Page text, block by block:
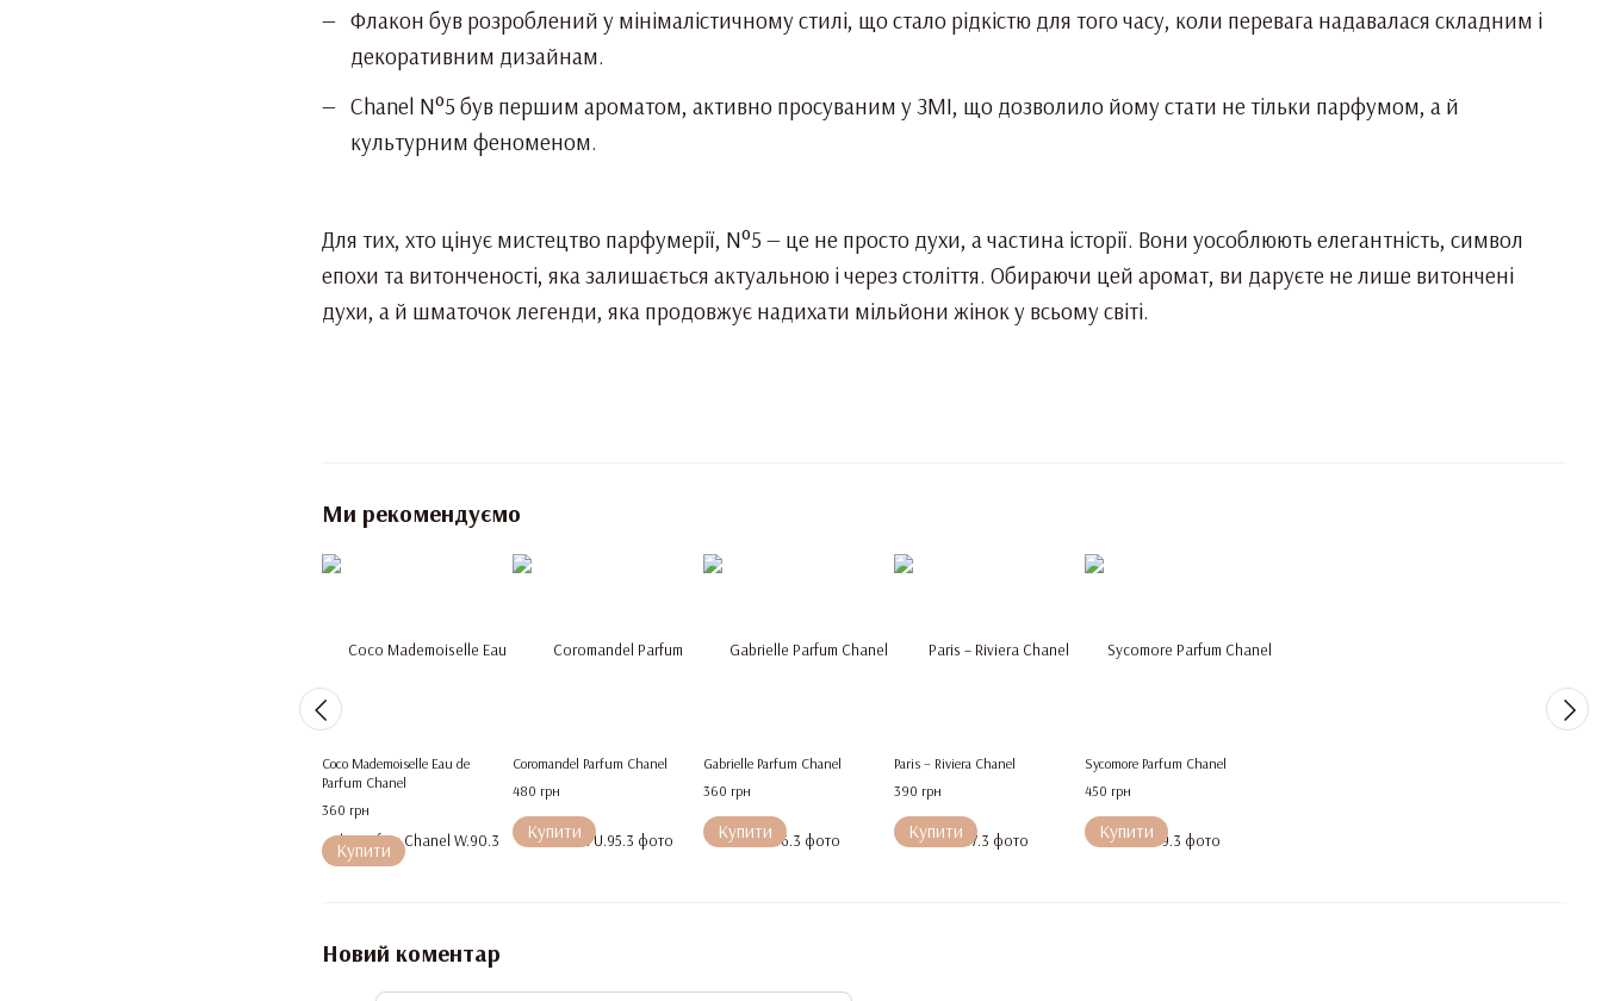
Флакон був розроблений у мінімалістичному стилі, що стало рідкістю для того часу, коли перевага надавалася складним і
декоративним дизайнам.
Chanel N°5 був першим ароматом, активно просуваним у ЗМІ, що дозволило йому стати не тільки парфумом, а й
культурним феноменом.
Для тих, хто цінує мистецтво парфумерії, N°5 — це не просто духи, а частина історії. Вони уособлюють елегантність, символ
епохи та витонченості, яка залишається актуальною і через століття. Обираючи цей аромат, ви даруєте не лише витончені
духи, а й шматочок легенди, яка продовжує надихати мільйони жінок у всьому світі.
Ми рекомендуємо
Coco Mademoiselle Eau de
Parfum Chanel
360 грн
Купити
Coromandel Parfum Chanel
480 грн
Купити
Gabrielle Parfum Chanel
360 грн
Купити
Paris – Riviera Chanel
390 грн
Купити
Sycomore Parfum Chanel
450 грн
Купити
Новий коментар